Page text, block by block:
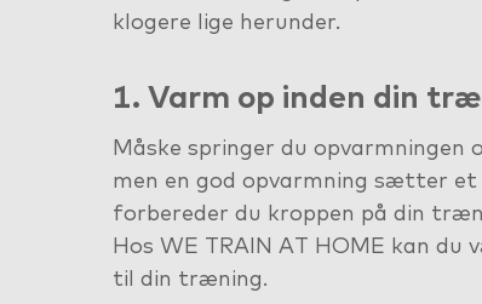
klogere lige herunder.
1. Varm op inden din
Måske springer du
men en god opvarmning sætter
forbereder du kroppen på din
Hos WE TRAIN AT HOME kan
til din træning.